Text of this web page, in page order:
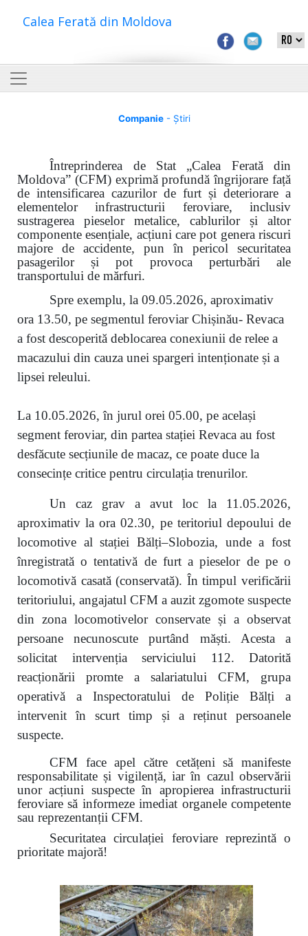
Calea Ferată din Moldova
Companie- Știri
Întreprinderea de Stat „Calea Ferată din
Moldova” (CFM) exprimă profundă îngrijorare față
de intensificarea cazurilor de furt și deteriorare a
elementelor infrastructurii feroviare, inclusiv
sustragerea pieselor metalice, cablurilor și altor
componente esențiale, acțiuni care pot genera riscuri
majore de accidente, pun în pericol securitatea
pasagerilor și pot provoca perturbări ale
transportului de mărfuri.
Spre exemplu, la 09.05.2026, aproximativ
ora 13.50, pe segmentul feroviar Chișinău- Revaca
a fost descoperită deblocarea conexiunii de relee a
macazului din cauza unei spargeri intenționate și a
lipsei releului.
La 10.05.2026, în jurul orei 05.00, pe același
segment feroviar, din partea stației Revaca au fost
desfăcute secțiunile de macaz, ce poate duce la
consecințe critice pentru circulația trenurilor.
Un caz grav a avut loc la 11.05.2026,
aproximativ la ora 02.30, pe teritoriul depoului de
locomotive al stației Bălți–Slobozia, unde a fost
înregistrată o tentativă de furt a pieselor de pe o
locomotivă casată (conservată). În timpul verificării
teritoriului, angajatul CFM a auzit zgomote suspecte
din zona locomotivelor conservate și a observat
persoane necunoscute purtând măști. Acesta a
solicitat intervenția serviciului 112. Datorită
reacționării promte a salariatului CFM, grupa
operativă a Inspectoratului de Poliție Bălți a
intervenit în scurt timp și a reținut persoanele
suspecte.
CFM face apel către cetățeni să manifeste
responsabilitate și vigilență, iar în cazul observării
unor acțiuni suspecte în apropierea infrastructurii
feroviare să informeze imediat organele competente
sau reprezentanții CFM.
Securitatea circulației feroviare reprezintă o
prioritate majoră!